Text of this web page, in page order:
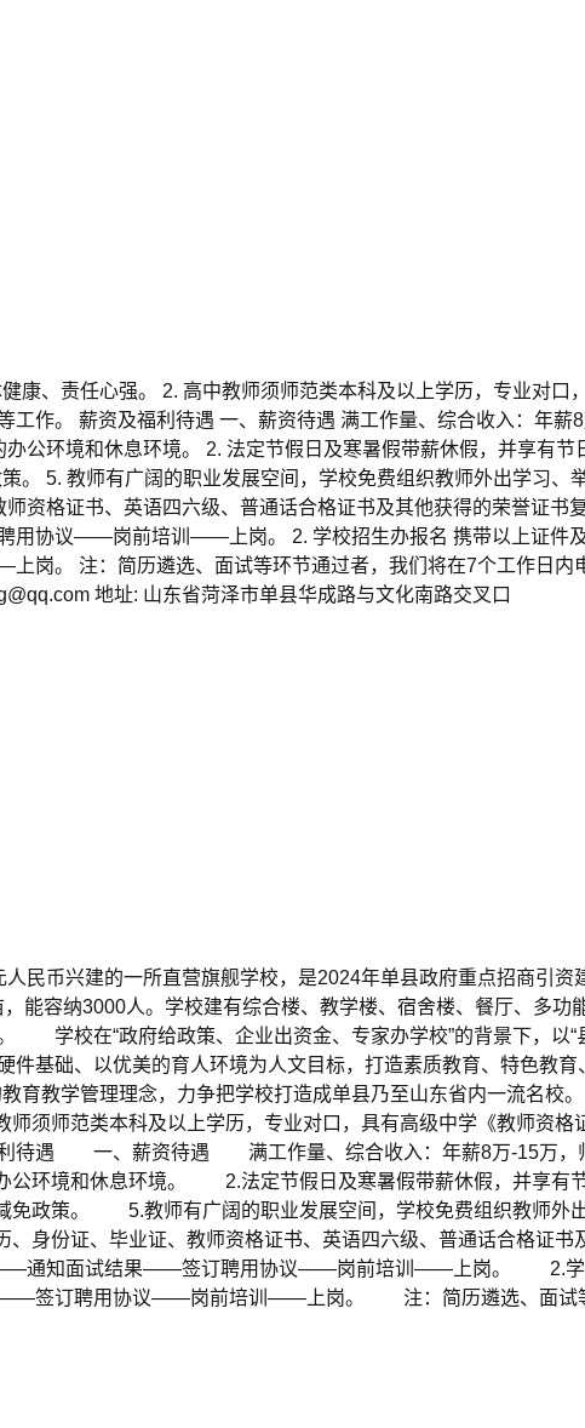
康、责任心强。 2. 高中教师须师范类本科及以上学历，专业对口
作。 薪资及福利待遇 一、薪资待遇 满工作量、综合收入：年
公环境和休息环境。 2. 法定节假日及寒暑假带薪休假，并享有
。 5. 教师有广阔的职业发展空间，学校免费组织教师外出学习、
资格证书、英语四六级、普通话合格证书及其他获得的荣誉证
议——岗前培训——上岗。 2. 学校招生办报名 携带以上证件
注：简历遴选、面试等环节通过者，我们将在7个工作日内电
地址: 山东省菏泽市单县华成路与文化南路交叉口
币兴建的一所直营旗舰学校，是2024年单县政府重点招商引资
能容纳3000人。学校建有综合楼、教学楼、宿舍楼、餐厅、多
学校在“政府给政策、企业出资金、专家办学校”的背景下，以“
基础、以优美的育人环境为人文目标，打造素质教育、特色教
的教育教学管理理念，力争把学校打造成单县乃至山东省内
须师范类本科及以上学历，专业对口，具有高级中学《教师资
待遇 一、薪资待遇 满工作量、综合收入：年薪8万-15万，
环境和休息环境。 2.法定节假日及寒暑假带薪休假，并享
政策。 5.教师有广阔的职业发展空间，学校免费组织教师
证、毕业证、教师资格证书、英语四六级、普通话合格证书
通知面试结果——签订聘用协议——岗前培训——上岗。 2.学
订聘用协议——岗前培训——上岗。 注：简历遴选、面试等